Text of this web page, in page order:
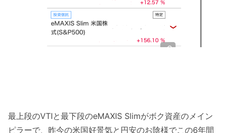
最上段のVTIと最下段のeMAXIS Slimがボク資産のメイン
ピラーで、昨今の米国好景気と円安のお陰様でこの6年間